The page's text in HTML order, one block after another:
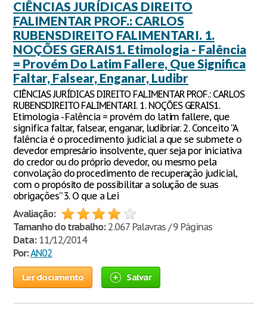
CIÊNCIAS JURÍDICAS DIREITO
FALIMENTAR PROF.: CARLOS
RUBENSDIREITO FALIMENTARI. 1.
NOÇÕES GERAIS1. Etimologia - Falência
= Provém Do Latim Fallere, Que Significa
Faltar, Falsear, Enganar, Ludibr
CIÊNCIAS JURÍDICAS DIREITO FALIMENTAR PROF.: CARLOS
RUBENSDIREITO FALIMENTARI. 1. NOÇÕES GERAIS1.
Etimologia - Falência = provém do latim fallere, que
significa faltar, falsear, enganar, ludibriar. 2. Conceito “A
falência é o procedimento judicial a que se submete o
devedor empresário insolvente, quer seja por iniciativa
do credor ou do próprio devedor, ou mesmo pela
convolação do procedimento de recuperação judicial,
com o propósito de possibilitar a solução de suas
obrigações” 3. O que a Lei
Avaliação:
Tamanho do trabalho:2.067 Palavras / 9 Páginas
Data:11/12/2014
Por:AN02
Ler documento Salvar